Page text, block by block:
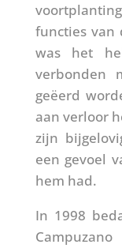
functies van
was het
verbonden
geëerd
aan verloor
zijn
een gevoel
hem had.
In 1998